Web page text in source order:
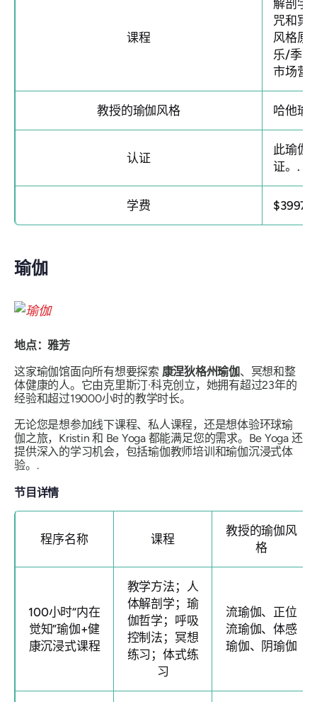
课程
解剖学/
咒和冥
风格原
乐/季
市场营
教授的瑜伽风格 哈他瑜
认证
此瑜伽
证。.
学费 $3997
瑜伽
地点：雅芳
这家瑜伽馆面向所有想要探索 康涅狄格州瑜伽、冥想和整
体健康的人。它由克里斯汀·科克创立，她拥有超过23年的
经验和超过19000小时的教学时长。
无论您是想参加线下课程、私人课程，还是想体验环球瑜
伽之旅，Kristin 和 Be Yoga 都能满足您的需求。Be Yoga 还
提供深入的学习机会，包括瑜伽教师培训和瑜伽沉浸式体
验。.
节目详情
程序名称 课程
教授的瑜伽风
格
100小时“内在
觉知”瑜伽+健
康沉浸式课程
教学方法；人
体解剖学；瑜
伽哲学；呼吸
控制法；冥想
练习；体式练
习
流瑜伽、正位
流瑜伽、体感
瑜伽、阴瑜伽